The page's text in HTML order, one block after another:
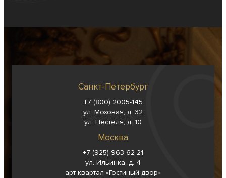
Санкт-Петербург
+7 (800) 2005-145
ул. Моховая, д. 32
ул. Пестеля, д. 10
Москва
+7 (925) 963-62-21
ул. Ильинка, д. 4
арт-квартал «Гостиный двор»